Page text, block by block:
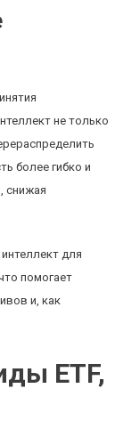
не только
более гибко и
снижая
для
помогает
и, как
ETF,